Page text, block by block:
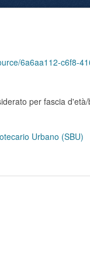
download/
per fascia
Urbano (SBU)